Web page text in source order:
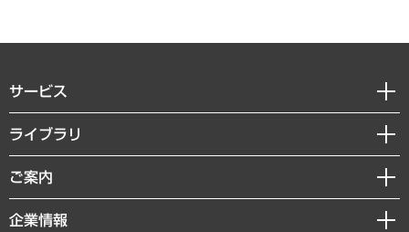
サービス
経営戦略
組織・人事戦略
デジタルイノベーション
ライブラリ
経済調査
レポート
コラム
ご案内
セミナー・イベント情報
企業情報